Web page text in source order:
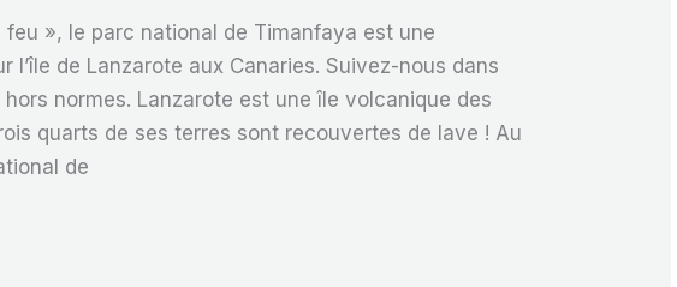
», le parc national de Timanfaya est une
l’île de Lanzarote aux Canaries. Suivez-nous dans
normes. Lanzarote est une île volcanique des
quarts de ses terres sont recouvertes de lave ! Au
de